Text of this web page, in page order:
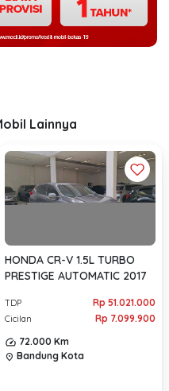
Lainnya
HONDA CR-V 1.5L TURBO
PRESTIGE AUTOMATIC 2017
TDP Rp 51.021.000
Cicilan
Rp 7.099.900
72.000 Km
location_on Bandung Kota